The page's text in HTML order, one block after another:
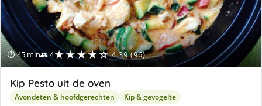
⏱ 45 min👥 4★★★★☆ 4.39 (96)
Kip Pesto uit de oven
Avondeten & hoofdgerechten Kip & gevogelte